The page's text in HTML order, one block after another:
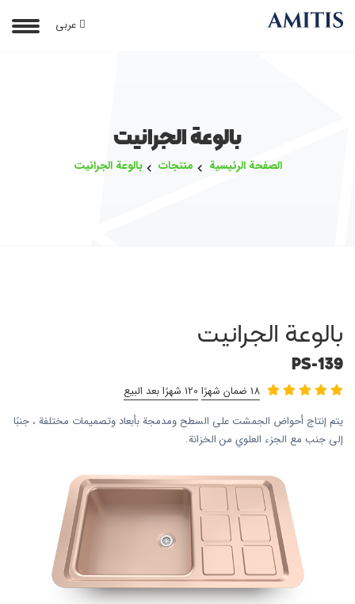
عربی
بالوعة الجرانيت
الصفحة الرئيسية منتجات بالوعة الجرانيت
بالوعة الجرانيت
PS-139
18 ضمان شهرًا
120 شهرًا بعد البيع
يتم إنتاج أحواض الجمشت على السطح ومدمجة بأبعاد وتصميمات مختلفة ، جنبًا
إلى جنب مع الجزء العلوي من الخزانة.